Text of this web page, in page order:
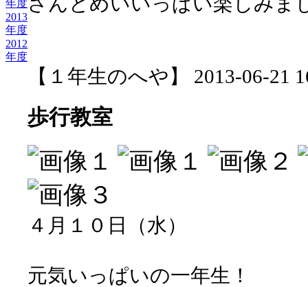
年度
2013
年度
2012
年度
【１年生のへや】 2013-06-21
歩行教室
４月１０日（水）
元気いっぱいの一年生！